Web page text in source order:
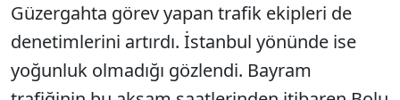
Güzergahta görev yapan trafik ekipleri de
denetimlerini artırdı. İstanbul yönünde ise
yoğunluk olmadığı gözlendi. Bayram